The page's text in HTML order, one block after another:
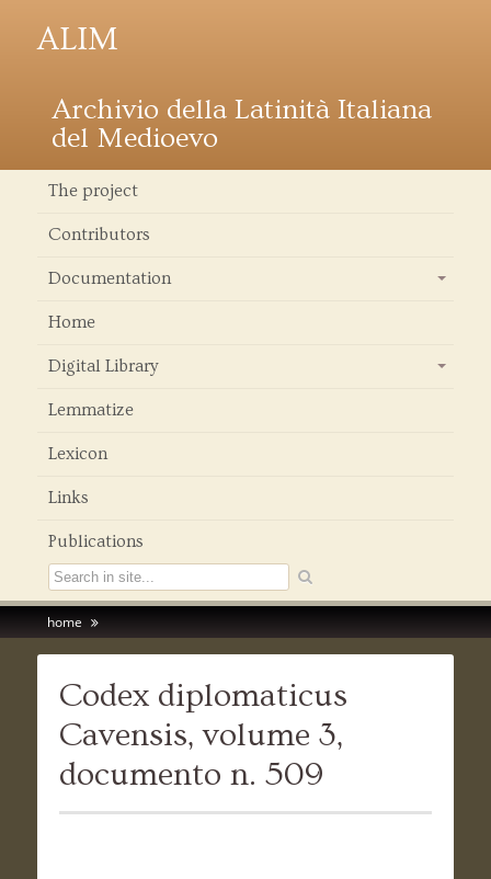
ALIM
Archivio della Latinità Italiana
del Medioevo
The project
Contributors
Documentation
Home
Digital Library
Lemmatize
Lexicon
Links
Publications
home
Codex diplomaticus
Cavensis, volume 3,
documento n. 509